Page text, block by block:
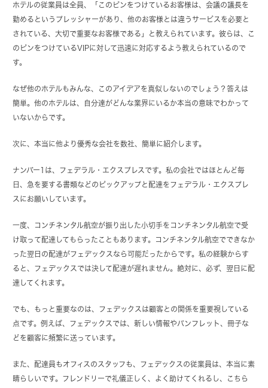
ホテルの従業員は全員、「このピンをつけているお客様は、会議の議長を
勤めるというプレッシャーがあり、他のお客様とは違うサービスを必要と
されている、大切で重要なお客様である」と教えられています。彼らは、こ
のピンをつけているVIPに対して迅速に対応するよう教えられているので
す。
なぜ他のホテルもみんな、このアイデアを真似しないのでしょう？答えは
簡単。他のホテルは、自分達がどんな業界にいるか本当の意味でわかって
いないからです。
次に、本当に他より優秀な会社を数社、簡単に紹介します。
ナンバー1は、フェデラル・エクスプレスです。私の会社ではほとんど毎
日、急を要する書類などのピックアップと配達をフェデラル・エクスプレ
スにお願いしています。
一度、コンチネンタル航空が振り出した小切手をコンチネンタル航空で受
け取って配達してもらったこともあります。コンチネンタル航空でできなか
った翌日の配達がフェデックスなら可能だったからです。私の経験からす
ると、フェデックスでは決して配達が遅れません。絶対に、必ず、翌日に配
達してくれます。
でも、もっと重要なのは、フェデックスは顧客との関係を重要視している
点です。例えば、フェデックスでは、新しい情報やパンフレット、冊子な
どを顧客に頻繁に送っています。
また、配達員もオフィスのスタッフも、フェデックスの従業員は、本当に素
晴らしいです。フレンドリーで礼儀正しく、よく助けてくれるし、こちら